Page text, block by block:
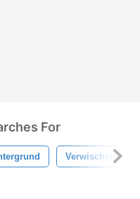
For
Verwischen